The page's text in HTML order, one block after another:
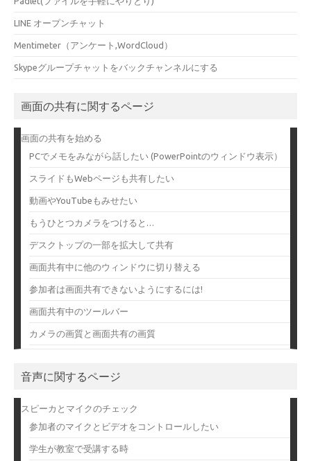
LINE オープンチャット
Mentimeter（アンケート,WordCloud）
Skypeグループチャットをバックチャンネルにする
画面の共有に関するページ
画面の共有を始める
PCでメモをみながら話したい (PowerPointのウィンドウ表示）
スライドもWebページも共有したい
動画やYouTubeもみせたい
もうひとつカメラをつけると…
デスクトップの一部を拡大して共有
画面共有中に他のウィンドウに切り替える
参加者は画面共有できないようにするには!
画面共有中のツールバー
カメラの画質と画面共有の画質
音声に関するページ
スピーカとマイクのチェック
参加者のマイクとビデオをコントロールしたい
学生が教室で受講する時